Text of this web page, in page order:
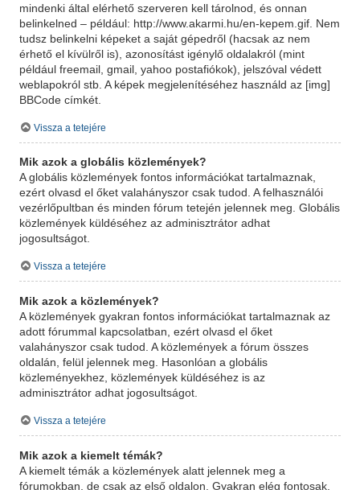
mindenki által elérhető szerveren kell tárolnod, és onnan
belinkelned – például: http://www.akarmi.hu/en-kepem.gif. Nem
tudsz belinkelni képeket a saját gépedről (hacsak az nem
érhető el kívülről is), azonosítást igénylő oldalakról (mint
például freemail, gmail, yahoo postafiókok), jelszóval védett
weblapokról stb. A képek megjelenítéséhez használd az [img]
BBCode címkét.
Vissza a tetejére
Mik azok a globális közlemények?
A globális közlemények fontos információkat tartalmaznak,
ezért olvasd el őket valahányszor csak tudod. A felhasználói
vezérlőpultban és minden fórum tetején jelennek meg. Globális
közlemények küldéséhez az adminisztrátor adhat
jogosultságot.
Vissza a tetejére
Mik azok a közlemények?
A közlemények gyakran fontos információkat tartalmaznak az
adott fórummal kapcsolatban, ezért olvasd el őket
valahányszor csak tudod. A közlemények a fórum összes
oldalán, felül jelennek meg. Hasonlóan a globális
közleményekhez, közlemények küldéséhez is az
adminisztrátor adhat jogosultságot.
Vissza a tetejére
Mik azok a kiemelt témák?
A kiemelt témák a közlemények alatt jelennek meg a
fórumokban, de csak az első oldalon. Gyakran elég fontosak,